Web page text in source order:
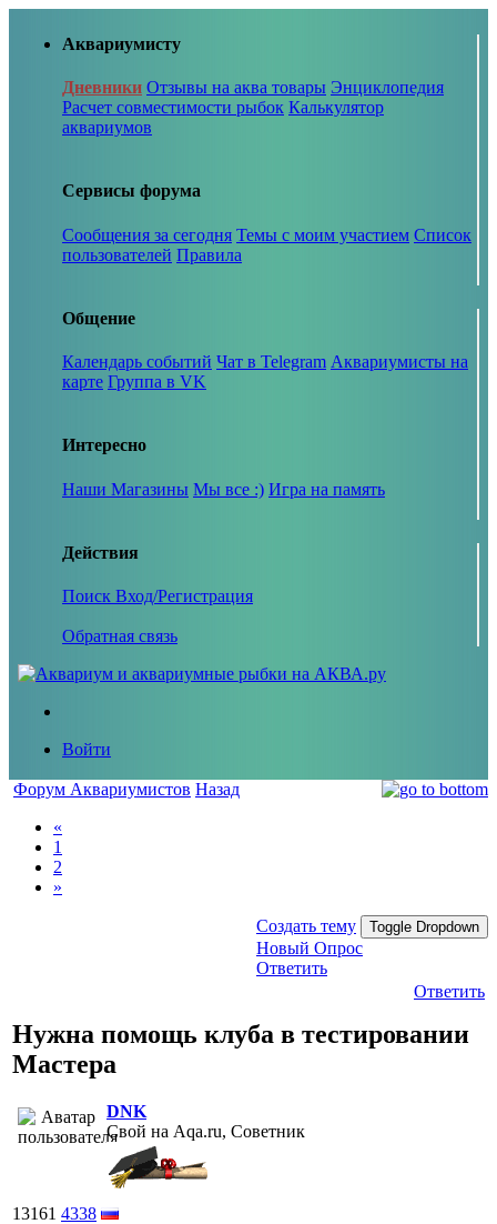
Аквариумисту
Дневники Отзывы на аква товары Энциклопедия
Расчет совместимости рыбок Калькулятор
аквариумов
Сервисы форума
Сообщения за сегодня Темы с моим участием Список
пользователей Правила
Общение
Календарь событий Чат в Telegram Аквариумисты на
карте Группа в VK
Интересно
Наши Магазины Мы все :) Игра на память
Действия
Поиск Вход/Регистрация
Обратная связь
Войти
Форум Аквариумистов Назад
«
1
2
»
Создать тему Toggle Dropdown
Новый Опрос
Ответить
Ответить
Нужна помощь клуба в тестировании
Мастера
DNK
Свой на Aqa.ru, Советник
13161 4338